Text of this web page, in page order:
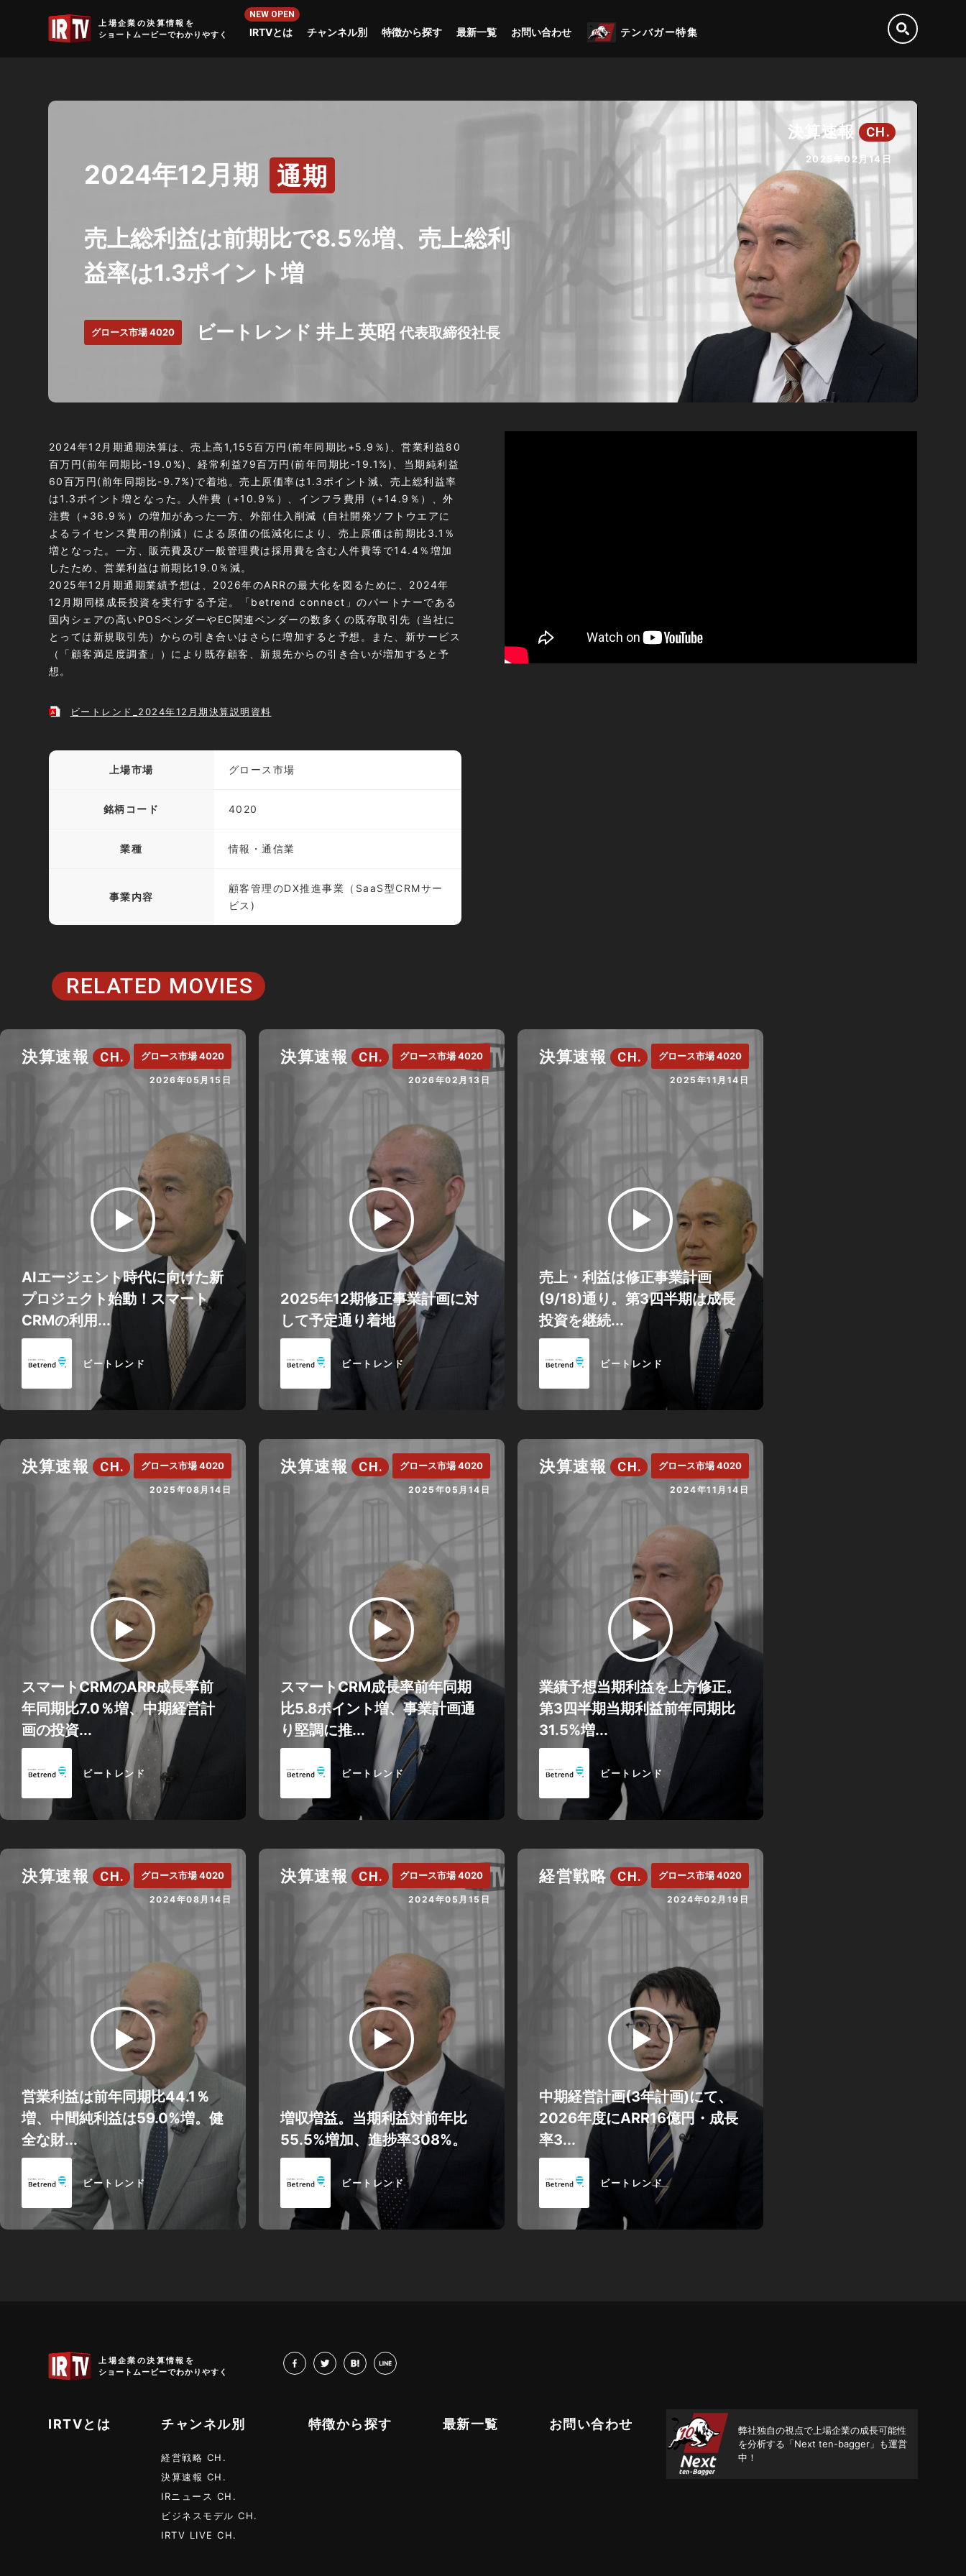
上場企業の決算情報を
ショートムービーでわかりやすく
IRTVとは チャンネル別 特徴から探す 最新一覧 お問い合わせ テンバガー特集
決算速報 CH.
2025年02月14日
2024年12月期 通期
売上総利益は前期比で8.5%増、売上総利
益率は1.3ポイント増
グロース市場 4020 ビートレンド 井上 英昭代表取締役社長
2024年12月期通期決算は、売上高1,155百万円(前年同期比+5.9％)、営業利益80
百万円(前年同期比-19.0%)、経常利益79百万円(前年同期比-19.1%)、当期純利益
60百万円(前年同期比-9.7%)で着地。売上原価率は1.3ポイント減、売上総利益率
は1.3ポイント増となった。人件費（+10.9％）、インフラ費⽤（+14.9％）、外
注費（+36.9％）の増加があった一方、外部仕入削減（自社開発ソフトウエアに
よるライセンス費⽤の削減）による原価の低減化により、売上原価は前期比3.1％
増となった。一方、販売費及び一般管理費は採⽤費を含む人件費等で14.4％増加
したため、営業利益は前期比19.0％減。
2025年12月期通期業績予想は、2026年のARRの最大化を図るために、2024年
12月期同様成長投資を実行する予定。「betrend connect」のパートナーである
国内シェアの高いPOSベンダーやEC関連ベンダーの数多くの既存取引先（当社に
とっては新規取引先）からの引き合いはさらに増加すると予想。また、新サービス
（「顧客満足度調査」）により既存顧客、新規先からの引き合いが増加すると予
想。
ビートレンド_2024年12月期決算説明資料
上場市場 グロース市場
銘柄コード 4020
業種 情報・通信業
事業内容
顧客管理のDX推進事業（SaaS型CRMサー
ビス)
RELATED MOVIES
決算速報 CH. グロース市場 4020
2026年05月15日
ビートレンド
AIエージェント時代に向けた新
プロジェクト始動！スマート
CRMの利用...
決算速報 CH. グロース市場 4020
2026年02月13日
ビートレンド
2025年12期修正事業計画に対
して予定通り着地
決算速報 CH. グロース市場 4020
2025年11月14日
ビートレンド
売上・利益は修正事業計画
(9/18)通り。第3四半期は成長
投資を継続...
決算速報 CH. グロース市場 4020
2025年08月14日
ビートレンド
スマートCRMのARR成長率前
年同期比7.0％増、中期経営計
画の投資...
決算速報 CH. グロース市場 4020
2025年05月14日
ビートレンド
スマートCRM成長率前年同期
比5.8ポイント増、事業計画通
り堅調に推...
決算速報 CH. グロース市場 4020
2024年11月14日
ビートレンド
業績予想当期利益を上方修正。
第3四半期当期利益前年同期比
31.5%増...
決算速報 CH. グロース市場 4020
2024年08月14日
ビートレンド
営業利益は前年同期比44.1％
増、中間純利益は59.0%増。健
全な財...
決算速報 CH. グロース市場 4020
2024年05月15日
ビートレンド
増収増益。当期利益対前年比
55.5%増加、進捗率308%。
経営戦略 CH. グロース市場 4020
2024年02月19日
ビートレンド
中期経営計画(3年計画)にて、
2026年度にARR16億円・成長
率3...
IRTV
上場企業の決算情報を
ショートムービーでわかりやすく
facebook
twitterhatenaLINE
IRTVとは チャンネル別
経営戦略 CH.
決算速報 CH.
IRニュース CH.
ビジネスモデル CH.
IRTV LIVE CH.
特徴から探す 最新一覧 お問い合わせ
弊社独自の視点で上場企業の成長可能性
を分析する「Next ten-bagger」も運営
中！